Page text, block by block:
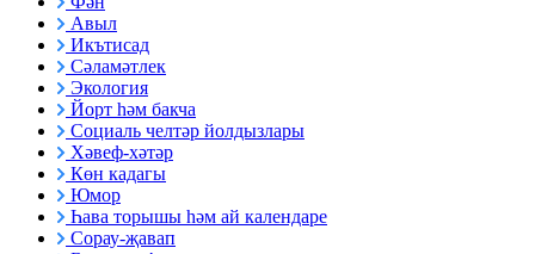
Авыл
Икътисад
Сәламәтлек
Экология
Йорт һәм бакча
Социаль челтәр йолдызлары
Хәвеф-хәтәр
Көн кадагы
Юмор
Һава торышы һәм ай календаре
Сорау-җавап